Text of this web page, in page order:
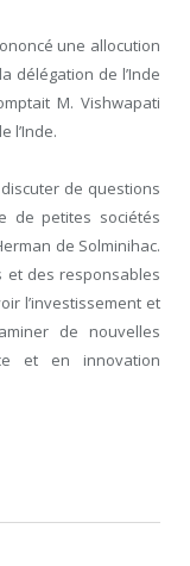
une allocution
délégation de l’Inde
M. Vishwapati
l’Inde.
de questions
de petites sociétés
de Solminihac.
et des responsables
l’investissement et
de nouvelles
et en innovation